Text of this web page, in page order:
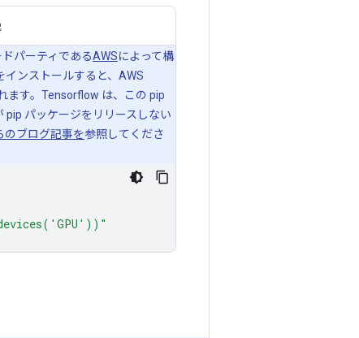
パーティであるAWSによって構
インストールすると、AWS
ます。Tensorflow は、この pip
パッケージをリリースしない
のブログ記事を参照してくださ